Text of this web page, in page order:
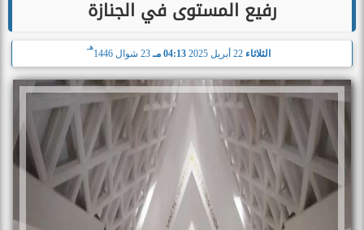
رفيع المستوى في الجنازة
الثلاثاء 04:13 مـ 23 شوال 1446
هـ